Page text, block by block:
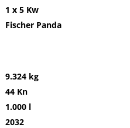
1 x 5 Kw
Fischer Panda
9.324 kg
44 Kn
1.000 l
2032